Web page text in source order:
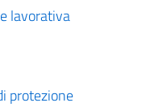
lavorativa
protezione